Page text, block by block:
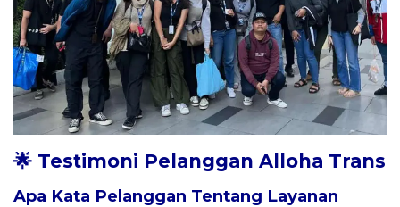
🌟 Testimoni Pelanggan Alloha Trans
Apa Kata Pelanggan Tentang Layanan